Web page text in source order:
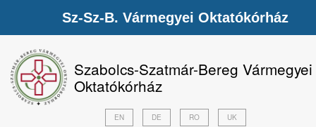
Szabolcs-Szatmár-Bereg Vármegyei
Oktatókórház
EN DE RO UK
Sz-Sz-B. Vármegyei Oktatókórház